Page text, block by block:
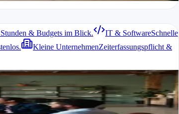
& Budgets im Blick. IT & SoftwareSchnelle
Kleine UnternehmenZeiterfassungspflicht &
im Vertrag.